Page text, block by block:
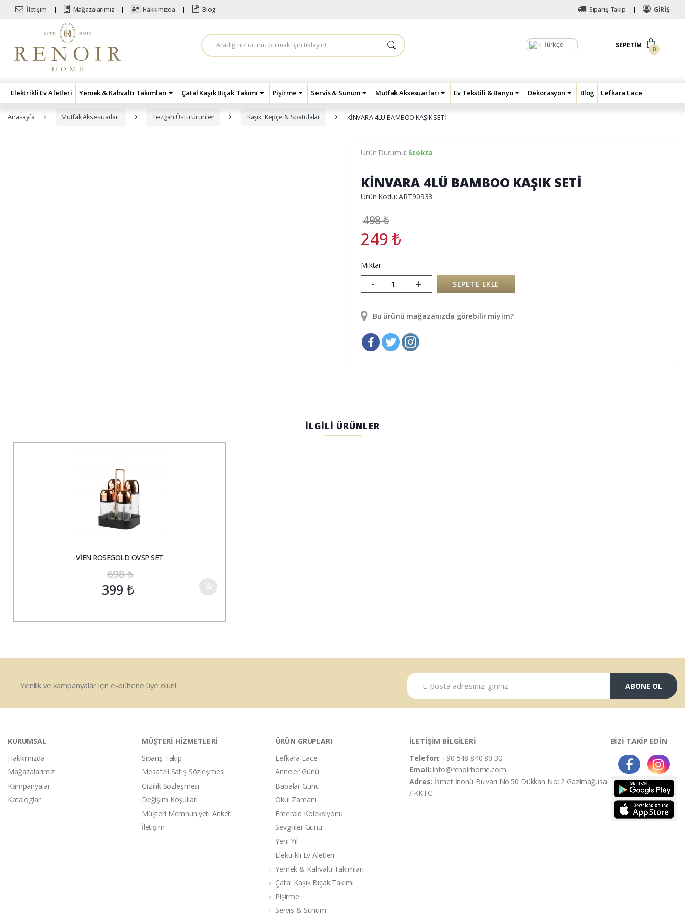
Skip to navigation
Skip to content
İletişim Mağazalarımız Hakkımızda Blog Sipariş Takip GİRİŞ
Türkçe
A
r
a
SEPETIM
0
Elektrikli Ev Aletleri Yemek & Kahvaltı Takımları Çatal Kaşık Bıçak Takımı Pişirme Servis & Sunum Mutfak Aksesuarları Ev Tekstili & Banyo Dekorasyon Blog Lefkara Lace
Anasayfa Mutfak Aksesuarları Tezgah Üstü Ürünler Kaşık, Kepçe & Spatulalar KİNVARA 4LÜ BAMBOO KAŞIK SETİ
Ürün Durumu: Stokta
KİNVARA 4LÜ BAMBOO KAŞIK SETİ
Ürün Kodu: ART90933
498₺
249₺
Miktar:
- + SEPETE EKLE
Bu ürünü mağazanızda görebilir miyim?
İLGİLİ ÜRÜNLER
VİEN ROSEGOLD OVSP SET
698₺
399 ₺
Yenilik ve kampanyalar için e-bültene üye olun! ABONE OL
KURUMSAL
Hakkımızda
Mağazalarımız
Kampanyalar
Kataloglar
MÜŞTERİ HİZMETLERİ
Sipariş Takip
Mesafeli Satış Sözleşmesi
Gizlilik Sözleşmesi
Değişim Koşulları
Müşteri Memnuniyeti Anketi
İletişim
ÜRÜN GRUPLARI
Lefkara Lace
Anneler Günü
Babalar Günü
Okul Zamanı
Emerald Koleksiyonu
Sevgililer Günü
Yeni Yıl
Elektrikli Ev Aletleri
Yemek & Kahvaltı Takımları
Çatal Kaşık Bıçak Takımı
Pişirme
Servis & Sunum
İLETİŞİM BİLGİLERİ
Telefon: +90 548 840 80 30
Email:info@renoirhome.com
Adres: İsmet İnonü Bulvarı No:50 Dükkan No: 2 Gazimağusa
/ KKTC
BİZİ TAKİP EDİN